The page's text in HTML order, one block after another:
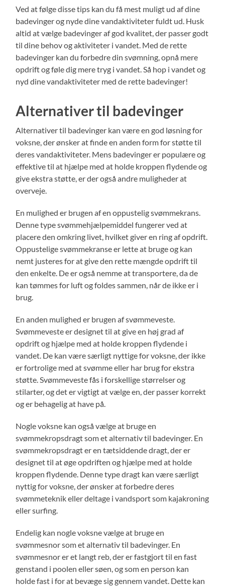
Ved at følge disse tips kan du få mest muligt ud af dine
badevinger og nyde dine vandaktiviteter fuldt ud. Husk
altid at vælge badevinger af god kvalitet, der passer godt
til dine behov og aktiviteter i vandet. Med de rette
badevinger kan du forbedre din svømning, opnå mere
opdrift og føle dig mere tryg i vandet. Så hop i vandet og
nyd dine vandaktiviteter med de rette badevinger!
Alternativer til badevinger
Alternativer til badevinger kan være en god løsning for
voksne, der ønsker at finde en anden form for støtte til
deres vandaktiviteter. Mens badevinger er populære og
effektive til at hjælpe med at holde kroppen flydende og
give ekstra støtte, er der også andre muligheder at
overveje.
En mulighed er brugen af ​​en oppustelig svømmekrans.
Denne type svømmehjælpemiddel fungerer ved at
placere den omkring livet, hvilket giver en ring af opdrift.
Oppustelige svømmekranse er lette at bruge og kan
nemt justeres for at give den rette mængde opdrift til
den enkelte. De er også nemme at transportere, da de
kan tømmes for luft og foldes sammen, når de ikke er i
brug.
En anden mulighed er brugen af ​​svømmeveste.
Svømmeveste er designet til at give en høj grad af
opdrift og hjælpe med at holde kroppen flydende i
vandet. De kan være særligt nyttige for voksne, der ikke
er fortrolige med at svømme eller har brug for ekstra
støtte. Svømmeveste fås i forskellige størrelser og
stilarter, og det er vigtigt at vælge en, der passer korrekt
og er behagelig at have på.
Nogle voksne kan også vælge at bruge en
svømmekropsdragt som et alternativ til badevinger. En
svømmekropsdragt er en tætsiddende dragt, der er
designet til at øge opdriften og hjælpe med at holde
kroppen flydende. Denne type dragt kan være særligt
nyttig for voksne, der ønsker at forbedre deres
svømmeteknik eller deltage i vandsport som kajakroning
eller surfing.
Endelig kan nogle voksne vælge at bruge en
svømmesnor som et alternativ til badevinger. En
svømmesnor er et langt reb, der er fastgjort til en fast
genstand i poolen eller søen, og som en person kan
holde fast i for at bevæge sig gennem vandet. Dette kan